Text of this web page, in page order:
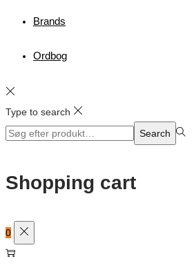
Brands
Ordbog
Type to search
Search
Search
Shopping cart
0